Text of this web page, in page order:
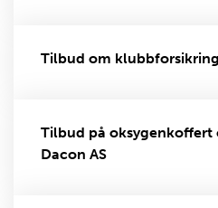
Tilbud om klubbforsikring
Tilbud på oksygenkoffert
Dacon AS